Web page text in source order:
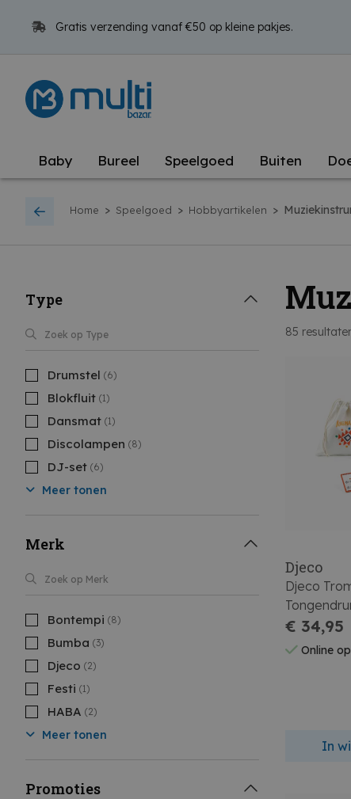
Gratis verzending vanaf €50 op kleine pakjes.
Baby Bureel Speelgoed Buiten
Home > Speelgoed > Hobbyartikelen >
Type
Drumstel (6)
Blokfluit (1)
Dansmat (1)
Discolampen (8)
DJ-set (6)
Meer tonen
Merk
Bontempi (8)
Bumba (3)
Djeco (2)
Festi (1)
HABA (2)
Meer tonen
Promoties
85
Djeco
Djeco
€ 34,95
Online
In